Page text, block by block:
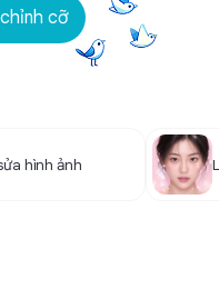
cỡ
hình ảnh